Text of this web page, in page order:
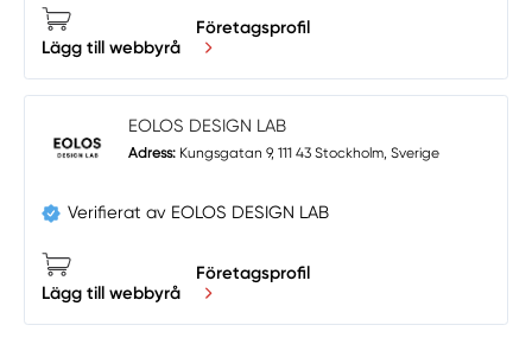
Lägg till webbyrå
Företagsprofil
EOLOS DESIGN LAB
Adress: Kungsgatan 9, 111 43 Stockholm, Sverige
Verifierat av EOLOS DESIGN LAB
Lägg till webbyrå
Företagsprofil